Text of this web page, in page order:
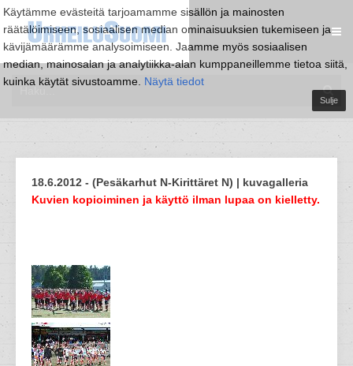
Käytämme evästeitä tarjoamamme sisällön ja mainosten
räätälöimiseen, sosiaalisen median ominaisuuksien tukemiseen ja
kävijämäärämme analysoimiseen. Jaamme myös sosiaalisen
median, mainosalan ja analytiikka-alan kumppaneillemme tietoa siitä,
kuinka käytät sivustoamme. Näytä tiedot
Sulje
18.6.2012 - (Pesäkarhut N-Kirittäret N) | kuvagalleria
Kuvien kopioiminen ja käyttö ilman lupaa on kielletty.